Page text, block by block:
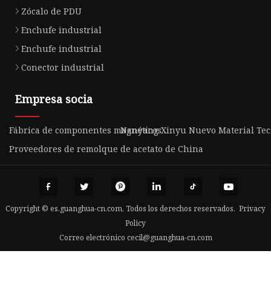
Zócalo de PDU
Enchufe industrial
Enchufe industrial
Conector industrial
Empresa socia
Fábrica de componentes magnéticosNanyang Xinyu Nuevo Material
Proveedores de remolque de acetato de China
Copyright © es.guanghua-cn.com, Todos los derechos reservados. Privacy
Policy
Correo electrónico cecil@guanghua-cn.com